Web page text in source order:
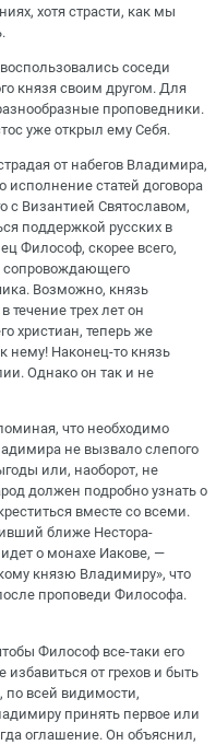
хотя страсти, как мы
соседи
князя своим другом. Для
проповедники.
уже открыл ему Себя.
от набегов Владимира,
исполнение статей договора
с Византией Святославом,
поддержкой русских в
Философ, скорее всего,
сопровождающего
Возможно, князь
течение трех лет он
христиан, теперь же
нему! Наконец-то князь
Однако он так и не
что необходимо
не вызвало слепого
или, наоборот, не
должен подробно узнать о
вместе со всеми.
ближе Нестора-
о монахе Иакове, —
князю Владимиру», что
после проповеди Философа.
Философ все-таки его
от грехов и быть
всей видимости,
принять первое или
оглашение. Он объяснил,